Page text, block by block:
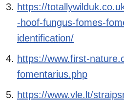
https://
-hoof-fungus-fomes-
identification/
https://www.first-
fomentarius.php
https://www.vle.lt/